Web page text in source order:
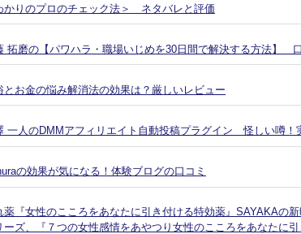
かりのプロのチェック法＞ ネタバレと評価
拓磨の【パワハラ・職場いじめを30日間で解決する方法】
とお金の悩み解消法の効果は？厳しいレビュー
一人のDMMアフィリエイト自動投稿プラグイン 怪しい噂！
の効果が気になる！体験ブログの口コミ
薬『女性のこころをあなたに引き付ける特効薬』SAYAKAの
ーズ、『７つの女性感情をあやつり女性のこころをあなたに